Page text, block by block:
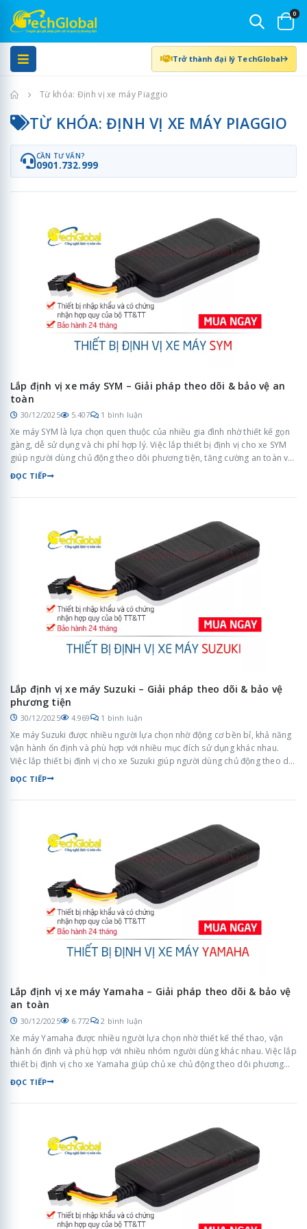
0
Trở thành đại lý TechGlobal
Trang chủTừ khóa: Định vị xe máy Piaggio
TỪ KHÓA: ĐỊNH VỊ XE MÁY PIAGGIO
CẦN TƯ VẤN?
0901.732.999
Lắp định vị xe máy SYM – Giải pháp theo dõi & bảo vệ an
toàn
30/12/2025 5.407 1 bình luận
Xe máy SYM là lựa chọn quen thuộc của nhiều gia đình nhờ thiết kế gọn
gàng, dễ sử dụng và chi phí hợp lý. Việc lắp thiết bị định vị cho xe SYM
giúp người dùng chủ động theo dõi phương tiện, tăng cường an toàn và
quản lý xe hiệu quả trong quá trình sử dụng hằng ngày.
ĐỌC TIẾP
Lắp định vị xe máy Suzuki – Giải pháp theo dõi & bảo vệ
phương tiện
30/12/2025 4.969 1 bình luận
Xe máy Suzuki được nhiều người lựa chọn nhờ động cơ bền bỉ, khả năng
vận hành ổn định và phù hợp với nhiều mục đích sử dụng khác nhau.
Việc lắp thiết bị định vị cho xe Suzuki giúp người dùng chủ động theo dõi
phương tiện, nâng cao an toàn và quản lý xe hiệu quả hơn trong quá
trình sử dụng hằng ngày.
ĐỌC TIẾP
Lắp định vị xe máy Yamaha – Giải pháp theo dõi & bảo vệ
an toàn
30/12/2025 6.772 2 bình luận
Xe máy Yamaha được nhiều người lựa chọn nhờ thiết kế thể thao, vận
hành ổn định và phù hợp với nhiều nhóm người dùng khác nhau. Việc lắp
thiết bị định vị cho xe Yamaha giúp chủ xe chủ động theo dõi phương
tiện, nâng cao mức độ an toàn và quản lý xe hiệu quả trong quá trình sử
dụng hằng ngày.
ĐỌC TIẾP